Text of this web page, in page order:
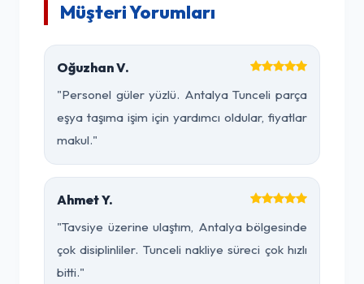
Müşteri Yorumları
Oğuzhan V.
"Personel güler yüzlü. Antalya Tunceli parça
eşya taşıma işim için yardımcı oldular, fiyatlar
makul."
Ahmet Y.
"Tavsiye üzerine ulaştım, Antalya bölgesinde
çok disiplinliler. Tunceli nakliye süreci çok hızlı
bitti."